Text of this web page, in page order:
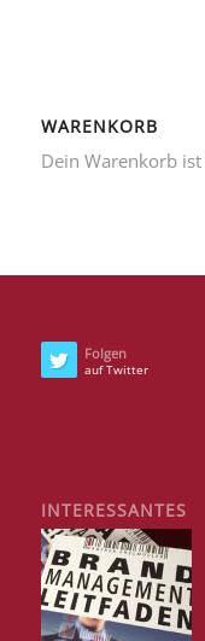
WARENKORB
Dein Warenkorb ist
Folgen
auf Twitter
INTERESSANTES